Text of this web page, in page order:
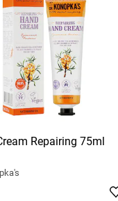
Repairing 75ml